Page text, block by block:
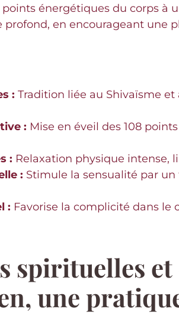
énergétiques du corps à
en encourageant une
: Tradition liée au Shivaïsme
: Mise en éveil des 108
: Relaxation physique intense,
: Stimule la sensualité par
: Favorise la complicité dans
spirituelles
une